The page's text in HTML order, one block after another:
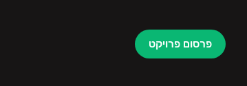
פרסום פרויקט